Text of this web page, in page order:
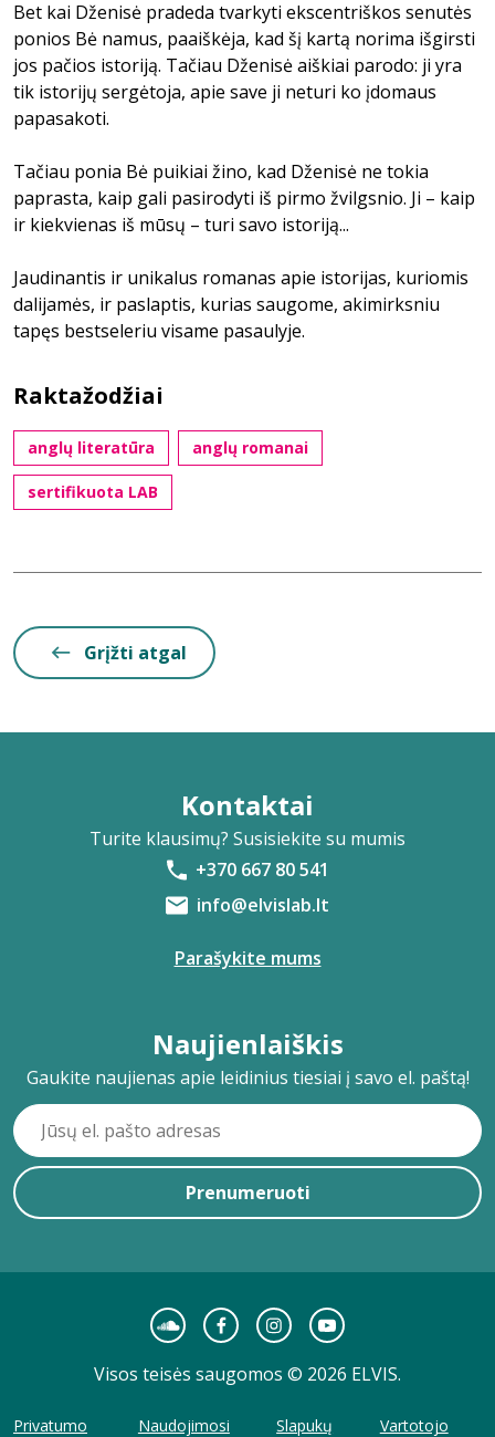
Bet kai Dženisė pradeda tvarkyti ekscentriškos senutės
ponios Bė namus, paaiškėja, kad šį kartą norima išgirsti
jos pačios istoriją. Tačiau Dženisė aiškiai parodo: ji yra
tik istorijų sergėtoja, apie save ji neturi ko įdomaus
papasakoti.
Tačiau ponia Bė puikiai žino, kad Dženisė ne tokia
paprasta, kaip gali pasirodyti iš pirmo žvilgsnio. Ji – kaip
ir kiekvienas iš mūsų – turi savo istoriją...
Jaudinantis ir unikalus romanas apie istorijas, kuriomis
dalijamės, ir paslaptis, kurias saugome, akimirksniu
tapęs bestseleriu visame pasaulyje.
Raktažodžiai
anglų literatūra anglų romanai
sertifikuota LAB
Grįžti atgal
Kontaktai
Turite klausimų? Susisiekite su mumis
+370 667 80 541
info@elvislab.lt
Parašykite mums
Naujienlaiškis
Gaukite naujienas apie leidinius tiesiai į savo el. paštą!
Prenumeruoti
Visos teisės saugomos © 2026 ELVIS.
Privatumo Naudojimosi Slapukų Vartotojo